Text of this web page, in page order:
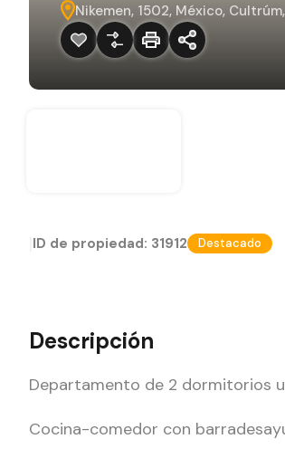
Nikemen, 1502, México,
ID de propiedad: 31912 Destacado
Descripción
Departamento de 2 dormitorios
Cocina-comedor con